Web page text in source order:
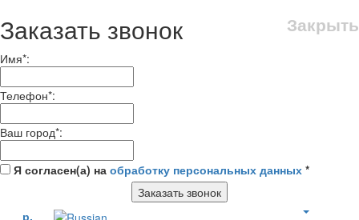
Закрыть
Заказать звонок
Имя*:
Телефон*:
Ваш город*:
Я согласен(а) на обработку персональных данных *
Заказать звонок
р.